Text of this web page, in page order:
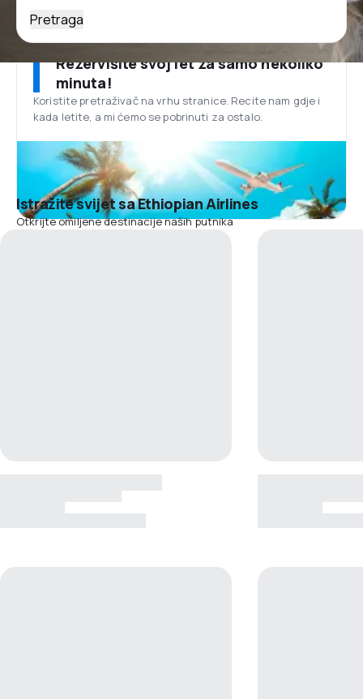
Pretraga
Rezervišite svoj let za samo nekoliko
minuta!
Koristite pretraživač na vrhu stranice. Recite nam gdje i
kada letite, a mi ćemo se pobrinuti za ostalo.
Istražite svijet sa Ethiopian Airlines
Otkrijte omiljene destinacije naših putnika